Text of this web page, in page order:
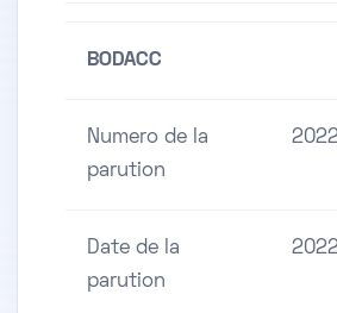
BODACC
Numero de la
parution
Date de la
parution